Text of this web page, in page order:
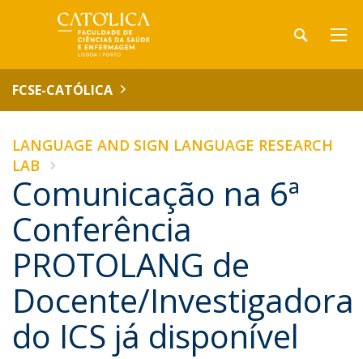
FCSE-CATÓLICA
LANGUAGE AND SIGN LANGUAGE RESEARCH
LAB
Comunicação na 6ª
Conferência
PROTOLANG de
Docente/Investigadora
do ICS já disponível